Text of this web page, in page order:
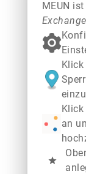
MEUN
Klick
Klick
an
star